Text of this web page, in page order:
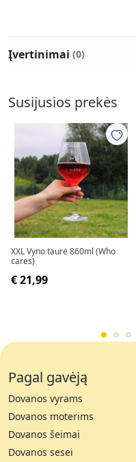
Įvertinimai (0)
Susijusios prekės
XXL Vyno taurė 860ml (Who
cares)
€ 21,99
Pagal gavėją
Dovanos vyrams
Dovanos moterims
Dovanos šeimai
Dovanos sesei